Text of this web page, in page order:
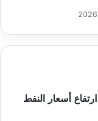
أسعار النفط